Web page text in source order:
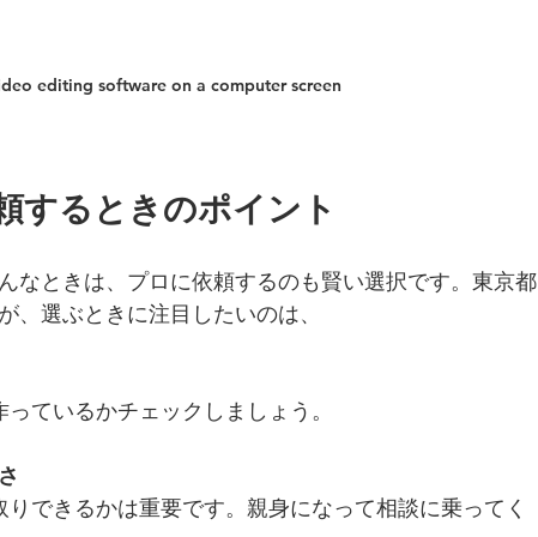
editing software on a computer screen
するときのポイント
なときは、プロに依頼するのも賢い選択です。東京都
、選ぶときに注目したいのは、
っているかチェックしましょう。